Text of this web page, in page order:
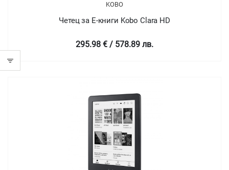
KOBO
Четец за Е-книги Kobo Clara HD
295.98 € / 578.89 лв.